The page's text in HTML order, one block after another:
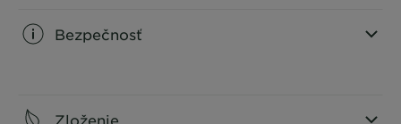
Bezpečnosť
Zloženie